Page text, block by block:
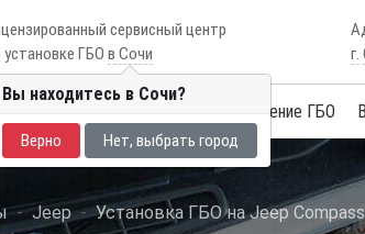
сервисный центр
установке ГБО в Сочи
авто Обучение ГБО
Jeep Установка ГБО на Jeep
Вы находитесь в Сочи?
Верно Нет, выбрать город